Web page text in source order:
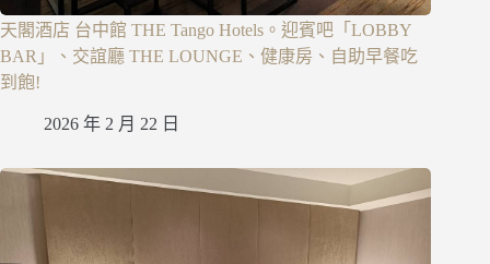
天閣酒店 台中館 THE Tango Hotels。迎賓吧「LOBBY
BAR」、交誼廳 THE LOUNGE、健康房、自助早餐吃
到飽!
2026 年 2 月 22 日